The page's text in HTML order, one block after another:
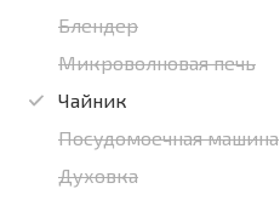
Блендер
Микроволновая печь
Чайник
Посудомоечная машина
Духовка